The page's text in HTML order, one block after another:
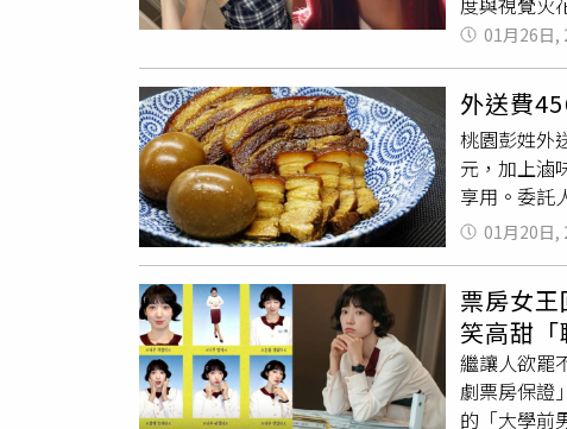
款500美元
件不足未能
捕。美國司
不過，聯邦
已不再存在
（Brian
理諮詢與支
人為大學
在地。
情愉快是變
與維他命 C
澤感」中，
間放鬆。另
人。（圖／
同強度的水
這也是許多
即便在戲劇大前
Instagram 分享的貼文 （圖／取自 netflixtw IG）神級選角：
美」是一名
重形象不同
視，與朴信
申有娜減肥
律的飲食邏
粉，維持體
進食，且晚
肥靠聰明選
春捲，營養
料與澱粉。
克制份量，
材與體能除
01月26日,
外送費
桃園彭姓外
元，加上滷
享用。委託
男有期徒刑
託，要到
晚間10時
託人在社區
視器後，發
訴。法官指
起訴的普通
01月20日,
票房女
笑高甜「
繼讓人欲罷
劇票房保證
的「大學前